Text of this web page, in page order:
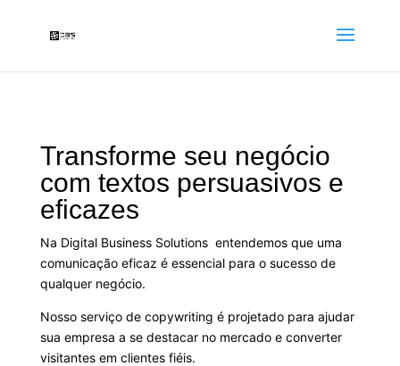
Transforme seu negócio
com textos persuasivos e
eficazes
Na Digital Business Solutions entendemos que uma
comunicação eficaz é essencial para o sucesso de
qualquer negócio.
Nosso serviço de copywriting é projetado para ajudar
sua empresa a se destacar no mercado e converter
visitantes em clientes fiéis.